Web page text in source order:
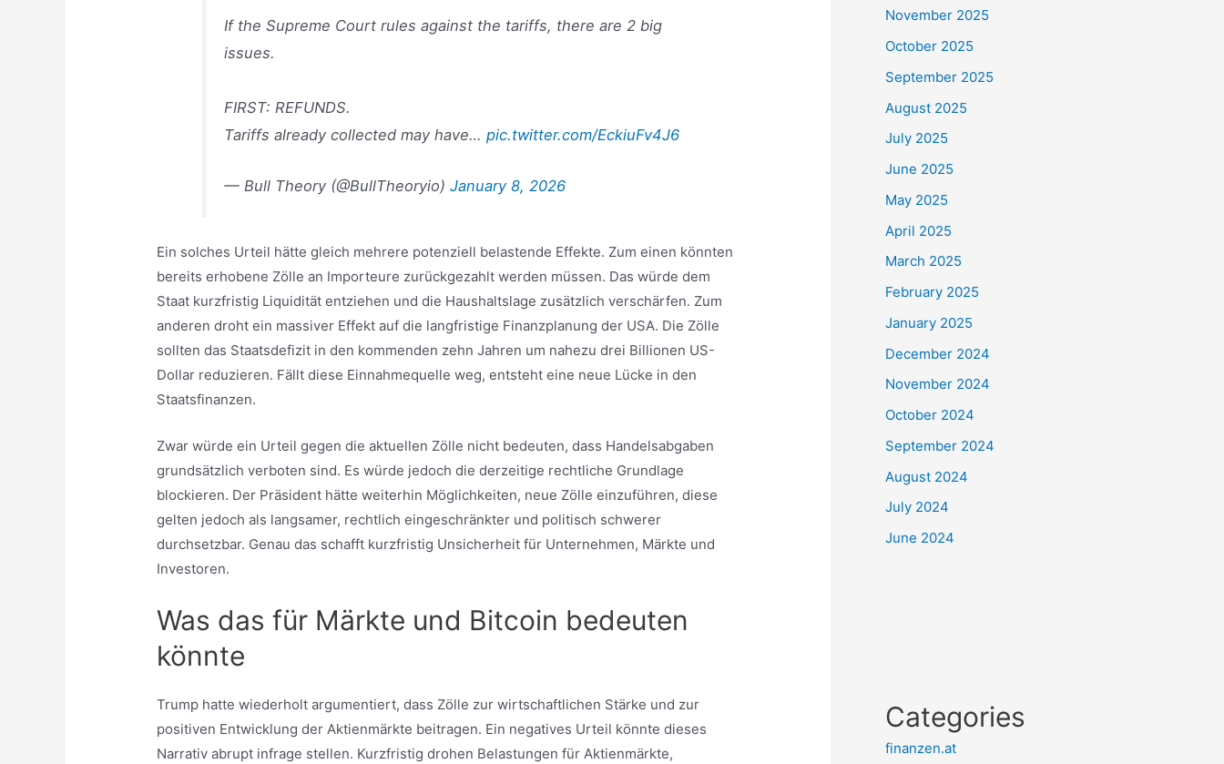
If the Supreme Court rules against the tariffs, there are 2 big
issues.
FIRST: REFUNDS.
Tariffs already collected may have…pic.twitter.com/EckiuFv4J6
— Bull Theory (@BullTheoryio)January 8, 2026
Ein solches Urteil hätte gleich mehrere potenziell belastende Effekte. Zum einen könnten
bereits erhobene Zölle an Importeure zurückgezahlt werden müssen. Das würde dem
Staat kurzfristig Liquidität entziehen und die Haushaltslage zusätzlich verschärfen. Zum
anderen droht ein massiver Effekt auf die langfristige Finanzplanung der USA. Die Zölle
sollten das Staatsdefizit in den kommenden zehn Jahren um nahezu drei Billionen US-
Dollar reduzieren. Fällt diese Einnahmequelle weg, entsteht eine neue Lücke in den
Staatsfinanzen.
Zwar würde ein Urteil gegen die aktuellen Zölle nicht bedeuten, dass Handelsabgaben
grundsätzlich verboten sind. Es würde jedoch die derzeitige rechtliche Grundlage
blockieren. Der Präsident hätte weiterhin Möglichkeiten, neue Zölle einzuführen, diese
gelten jedoch als langsamer, rechtlich eingeschränkter und politisch schwerer
durchsetzbar. Genau das schafft kurzfristig Unsicherheit für Unternehmen, Märkte und
Investoren.
Was das für Märkte und Bitcoin bedeuten
könnte
Trump hatte wiederholt argumentiert, dass Zölle zur wirtschaftlichen Stärke und zur
positiven Entwicklung der Aktienmärkte beitragen. Ein negatives Urteil könnte dieses
Narrativ abrupt infrage stellen. Kurzfristig drohen Belastungen für Aktienmärkte,
November 2025
October 2025
September 2025
August 2025
July 2025
June 2025
May 2025
April 2025
March 2025
February 2025
January 2025
December 2024
November 2024
October 2024
September 2024
August 2024
July 2024
June 2024
Categories
finanzen.at